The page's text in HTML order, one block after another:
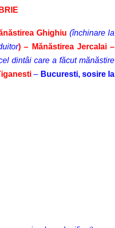
Ghighiu (închinare la
) –
Mănăstirea Jercalai –
dintâi care a făcut mănăstire
– Bucuresti, sosire la